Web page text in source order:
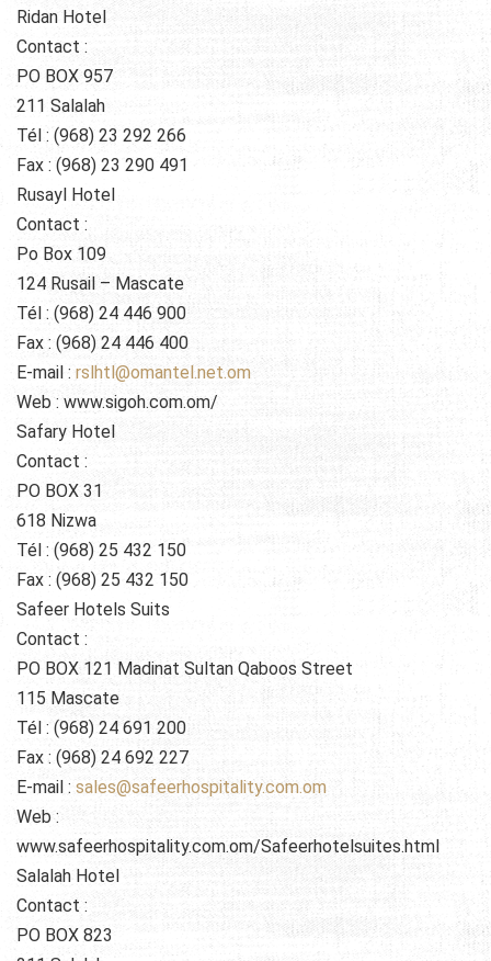
Ridan Hotel
Contact :
PO BOX 957
211 Salalah
Tél : (968) 23 292 266
Fax : (968) 23 290 491
Rusayl Hotel
Contact :
Po Box 109
124 Rusail – Mascate
Tél : (968) 24 446 900
Fax : (968) 24 446 400
E-mail : rslhtl@omantel.net.om
Web : www.sigoh.com.om/
Safary Hotel
Contact :
PO BOX 31
618 Nizwa
Tél : (968) 25 432 150
Fax : (968) 25 432 150
Safeer Hotels Suits
Contact :
PO BOX 121 Madinat Sultan Qaboos Street
115 Mascate
Tél : (968) 24 691 200
Fax : (968) 24 692 227
E-mail : sales@safeerhospitality.com.om
Web :
www.safeerhospitality.com.om/Safeerhotelsuites.html
Salalah Hotel
Contact :
PO BOX 823